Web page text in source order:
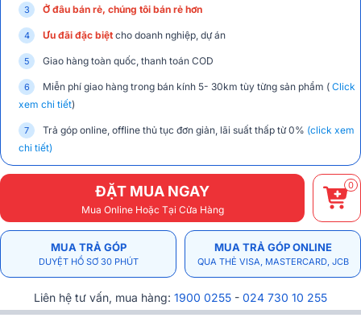
Ở đâu bán rẻ, chúng tôi bán rẻ hơn
Ưu đãi đặc biệt cho doanh nghiệp, dự án
Giao hàng toàn quốc, thanh toán COD
Miễn phí giao hàng trong bán kính 5- 30km tùy từng sản phẩm ( Click
xem chi tiết)
Trả góp online, offline thủ tục đơn giản, lãi suất thấp từ 0% (click xem
chi tiết)
ĐẶT MUA NGAY
Mua Online Hoặc Tại Cửa Hàng
0
MUA TRẢ GÓP
DUYỆT HỒ SƠ 30 PHÚT
MUA TRẢ GÓP ONLINE
QUA THẺ VISA, MASTERCARD, JCB
Liên hệ tư vấn, mua hàng: 1900 0255 - 024 730 10 255